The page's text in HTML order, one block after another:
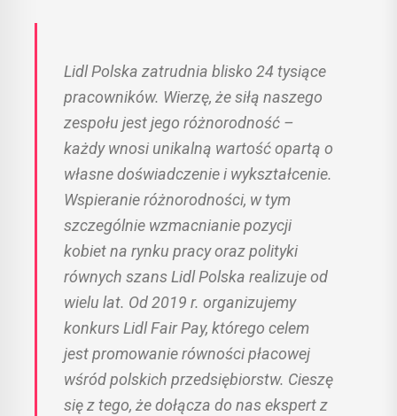
Lidl Polska zatrudnia blisko 24 tysiące
pracowników. Wierzę, że siłą naszego
zespołu jest jego różnorodność –
każdy wnosi unikalną wartość opartą o
własne doświadczenie i wykształcenie.
Wspieranie różnorodności, w tym
szczególnie wzmacnianie pozycji
kobiet na rynku pracy oraz polityki
równych szans Lidl Polska realizuje od
wielu lat. Od 2019 r. organizujemy
konkurs Lidl Fair Pay, którego celem
jest promowanie równości płacowej
wśród polskich przedsiębiorstw. Cieszę
się z tego, że dołącza do nas ekspert z